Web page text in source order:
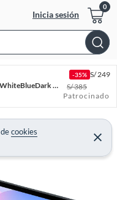
Inicia sesión
Teclado Mecanico Aula F75 Max RGB WhiteBlueDark Purple
-35% S/249
S/385
Patrocinado
decookies
C
e
r